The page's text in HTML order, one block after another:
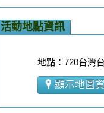
活動地點資訊
地點：720台灣
顯示地圖